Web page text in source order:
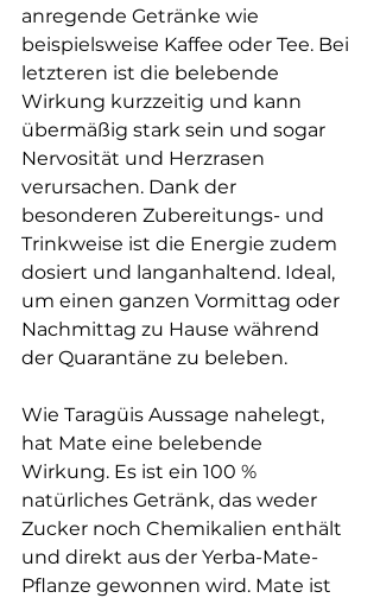
anregende Getränke wie
beispielsweise Kaffee oder Tee. Bei
letzteren ist die belebende
Wirkung kurzzeitig und kann
übermäßig stark sein und sogar
Nervosität und Herzrasen
verursachen. Dank der
besonderen Zubereitungs- und
Trinkweise ist die Energie zudem
dosiert und langanhaltend. Ideal,
um einen ganzen Vormittag oder
Nachmittag zu Hause während
der Quarantäne zu beleben.
Wie Taragüis Aussage nahelegt,
hat Mate eine belebende
Wirkung. Es ist ein 100 %
natürliches Getränk, das weder
Zucker noch Chemikalien enthält
und direkt aus der Yerba-Mate-
Pflanze gewonnen wird. Mate ist